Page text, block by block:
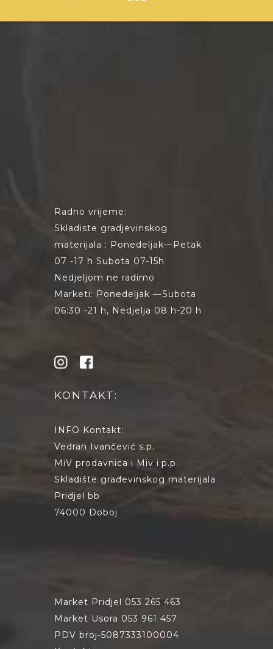
Radno vrijeme:
Skladiste gradjevinskog
materijala : Ponedeljak—Petak
07 -17 h Subota 07-15h
Nedjeljom ne radimo
Marketi: Ponedeljak —Subota
06:30 -21 h, Nedjelja 08 h-20 h
KONTAKT:
INFO Kontakt:
Vedran Ivančević s.p.
MiV prodavnica i Miv i.p.p.
Skladište građevinskog materijala
Pridjel bb
74000 Doboj
Market Pridjel 053 265 463
Market Usora 053 961 457
PDV broj-5087333100004